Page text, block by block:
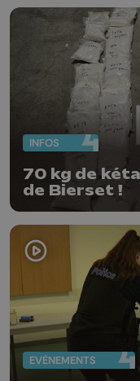
INFOS
70 kg de
de Bierset !
EVÈNEMENTS